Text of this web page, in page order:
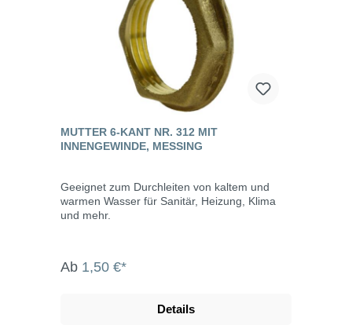
MUTTER 6-KANT NR. 312 MIT
INNENGEWINDE, MESSING
Geeignet zum Durchleiten von kaltem und
warmen Wasser für Sanitär, Heizung, Klima
und mehr.
Ab 1,50 €*
Details